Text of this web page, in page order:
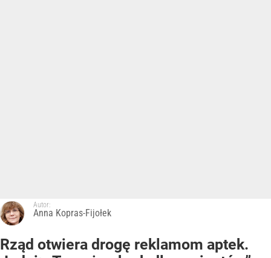
Autor:
Anna Kopras-Fijołek
Rząd otwiera drogę reklamom aptek.